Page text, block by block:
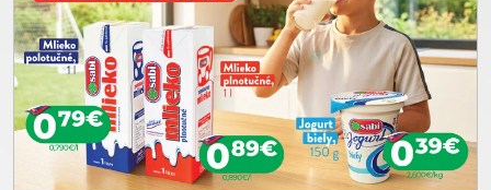
Previous